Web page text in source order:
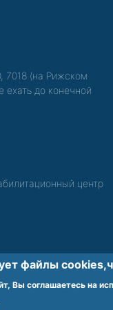
(на Рижском
ехать до конечной
центр
среды для
файлы
Вы соглашаетесь на